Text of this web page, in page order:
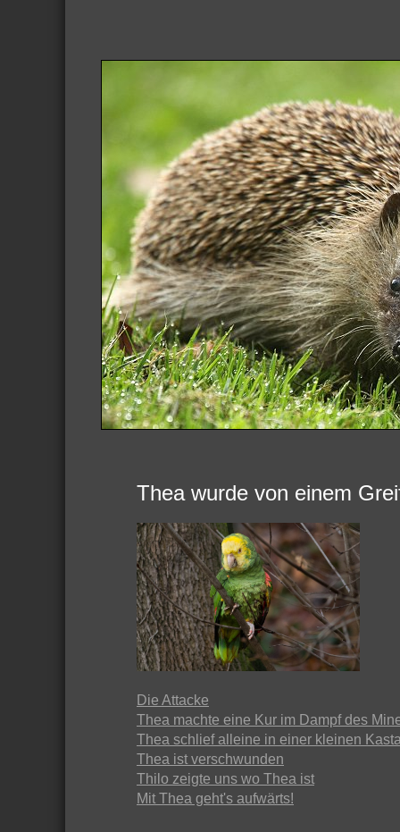
Thea wurde von einem
Die Attacke
Thea machte eine Kur im Dampf des
Thea schlief alleine in einer kleinen
Thea ist verschwunden
Thilo zeigte uns wo Thea ist
Mit Thea geht's aufwärts!